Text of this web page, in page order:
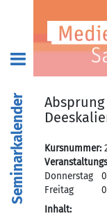
Seminarkalender Kursnummer:
Donnerstag
Freitag
Inhalt: